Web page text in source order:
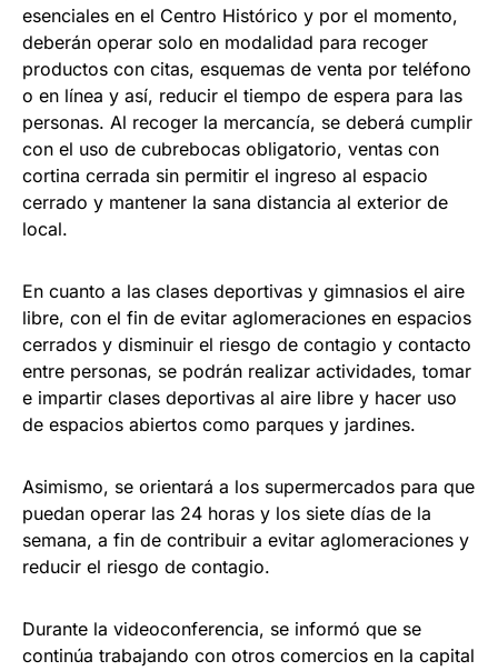
esenciales en el Centro Histórico y por el momento,
deberán operar solo en modalidad para recoger
productos con citas, esquemas de venta por teléfono
o en línea y así, reducir el tiempo de espera para las
personas. Al recoger la mercancía, se deberá cumplir
con el uso de cubrebocas obligatorio, ventas con
cortina cerrada sin permitir el ingreso al espacio
cerrado y mantener la sana distancia al exterior de
local.
En cuanto a las clases deportivas y gimnasios el aire
libre, con el fin de evitar aglomeraciones en espacios
cerrados y disminuir el riesgo de contagio y contacto
entre personas, se podrán realizar actividades, tomar
e impartir clases deportivas al aire libre y hacer uso
de espacios abiertos como parques y jardines.
Asimismo, se orientará a los supermercados para que
puedan operar las 24 horas y los siete días de la
semana, a fin de contribuir a evitar aglomeraciones y
reducir el riesgo de contagio.
Durante la videoconferencia, se informó que se
continúa trabajando con otros comercios en la capital